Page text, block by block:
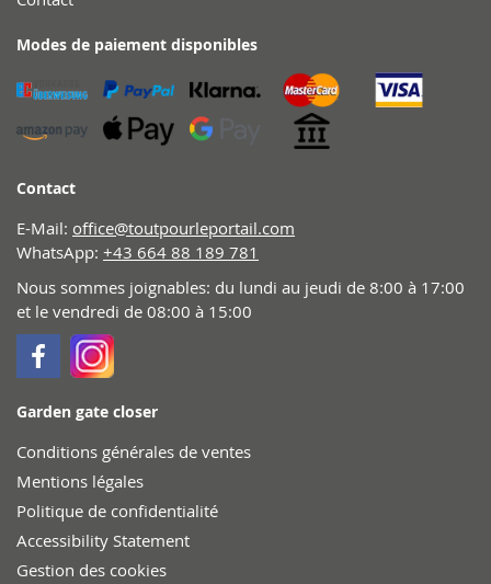
Modes de paiement disponibles
Contact
E-Mail: office@toutpourleportail.com
WhatsApp: +43 664 88 189 781
Nous sommes joignables: du lundi au jeudi de 8:00 à 17:00
et le vendredi de 08:00 à 15:00
Garden gate closer
Conditions générales de ventes
Mentions légales
Politique de confidentialité
Accessibility Statement
Gestion des cookies